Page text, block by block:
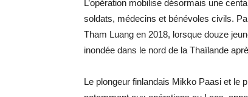
L’opération mobilise désormais une
soldats, médecins et bénévoles civils.
Tham Luang en 2018, lorsque douze
inondée dans le nord de la Thaïlande
Le plongeur finlandais Mikko Paasi et le